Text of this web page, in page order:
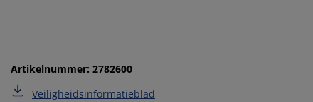
Artikelnummer: 2782600
Veiligheidsinformatieblad